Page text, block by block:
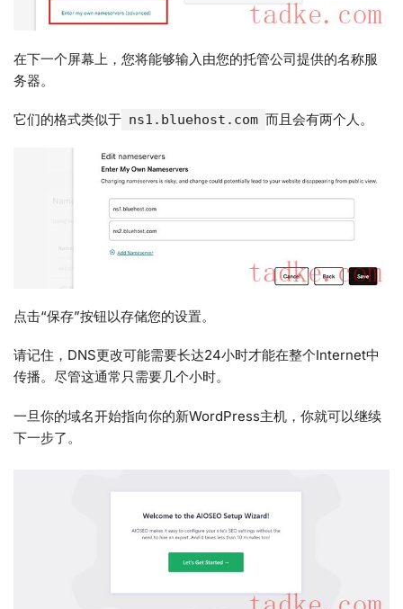
在下一个屏幕上，您将能够输入由您的托管公司提供的名称服
务器。
它们的格式类似于 ns1.bluehost.com 而且会有两个人。
点击“保存”按钮以存储您的设置。
请记住，DNS更改可能需要长达24小时才能在整个Internet中
传播。尽管这通常只需要几个小时。
一旦你的域名开始指向你的新WordPress主机，你就可以继续
下一步了。